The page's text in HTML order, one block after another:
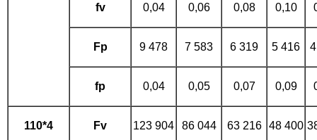
fv 0,04 0,06 0,08 0,10
Fp 9 478 7 583 6 319 5 416
fp 0,04 0,05 0,07 0,09
110*4 Fv 123 904 86 044 63 216 48 400